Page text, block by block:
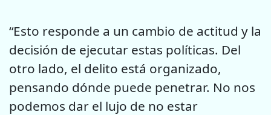
“Esto responde a un cambio de actitud y la
decisión de ejecutar estas políticas. Del
otro lado, el delito está organizado,
pensando dónde puede penetrar. No nos
podemos dar el lujo de no estar